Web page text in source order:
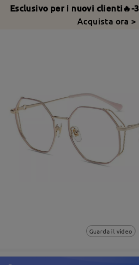
Esclusivo per i nuovi clienti🔥-
Acquista ora >
Guarda il video